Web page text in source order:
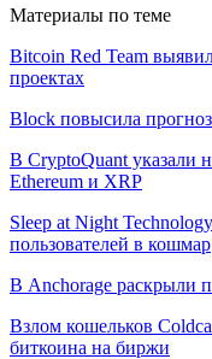
Материалы по теме
Bitcoin Red Team
проектах
Block повысила
В CryptoQuant указали
Ethereum и XRP
Sleep at Night
пользователей в кошмар
В Anchorage раскрыли
Взлом кошельков
биткоина на биржи